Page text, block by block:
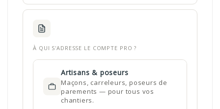
À QUI S'ADRESSE LE COMPTE PRO ?
Artisans & poseurs
Maçons, carreleurs, poseurs de
parements — pour tous vos
chantiers.